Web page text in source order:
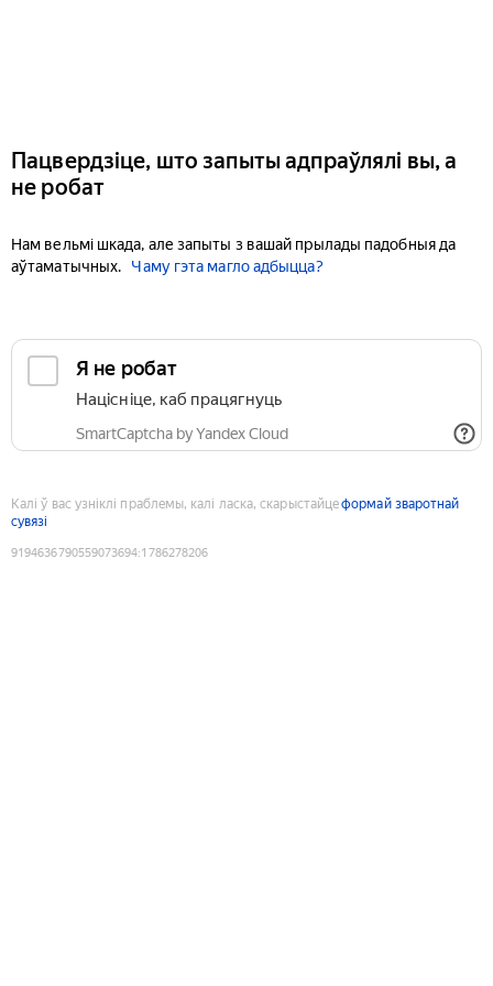
Пацвердзіце, што запыты адпраўлялі вы, а
не робат
Нам вельмі шкада, але запыты з вашай прылады падобныя да
аўтаматычных.
Чаму гэта магло адбыцца?
Я не робат
Націсніце, каб працягнуць
SmartCaptcha by Yandex Cloud
Калі ў вас узніклі праблемы, калі ласка, скарыстайцеформай зваротнай
сувязі
9194636790559073694:1786278206